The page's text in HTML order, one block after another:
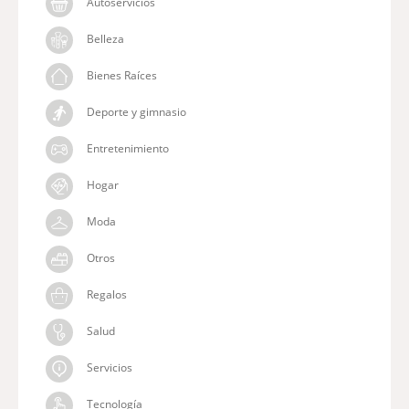
Belleza
Bienes Raíces
Deporte y gimnasio
Entretenimiento
Hogar
Moda
Otros
Regalos
Salud
Servicios
Tecnología